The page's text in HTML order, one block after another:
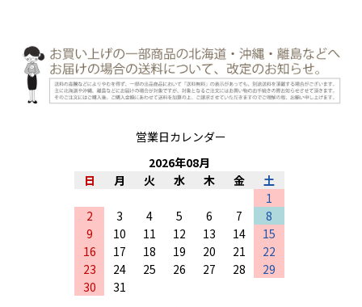
営業日カレンダー
2026年08月
日
月 火 水 木 金
土
1
2
3 4 5 6 7
8
9
10 11 12 13 14
15
16
17 18 19 20 21
22
23
24 25 26 27 28
29
30
31